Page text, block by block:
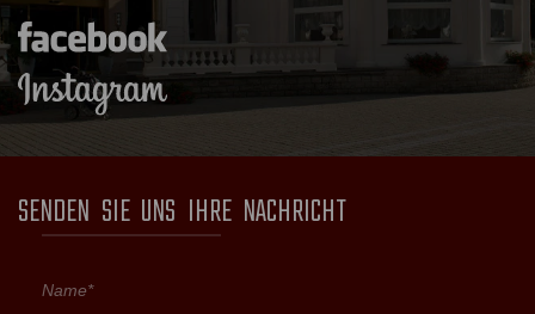
SENDEN SIE UNS IHRE NACHRICHT